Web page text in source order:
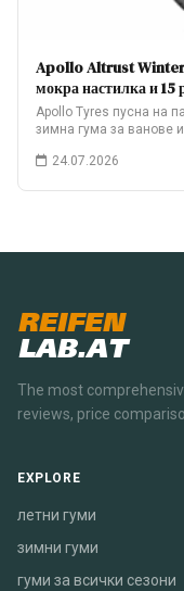
Apollo Altrust Winter
мокра настилка и 15
Apollo Tyres пусна на
зимна гума за ванове
24.07.2026
REIFEN
LAB.AT
The most
reviews, price
EXPLORE
летни гуми
зимни гуми
гуми за всички сезони